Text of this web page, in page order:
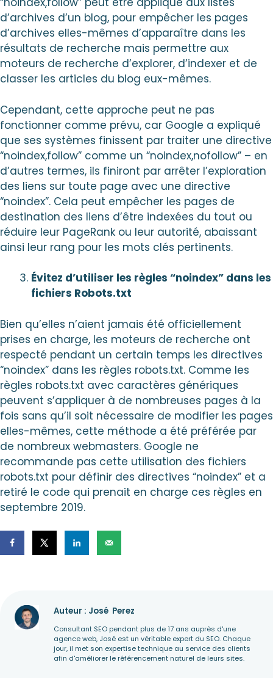
d’archives d’un blog, pour empêcher les pages
d’archives elles-mêmes d’apparaître dans les
résultats de recherche mais permettre aux
moteurs de recherche d’explorer, d’indexer et de
classer les articles du blog eux-mêmes.
Cependant, cette approche peut ne pas
fonctionner comme prévu, car Google a expliqué
que ses systèmes finissent par traiter une directive
“noindex,follow” comme un “noindex,nofollow” – en
d’autres termes, ils finiront par arrêter l’exploration
des liens sur toute page avec une directive
“noindex”. Cela peut empêcher les pages de
destination des liens d’être indexées du tout ou
réduire leur PageRank ou leur autorité, abaissant
ainsi leur rang pour les mots clés pertinents.
Évitez d’utiliser les règles “noindex” dans les
fichiers Robots.txt
Bien qu’elles n’aient jamais été officiellement
prises en charge, les moteurs de recherche ont
respecté pendant un certain temps les directives
“noindex” dans les règles robots.txt. Comme les
règles robots.txt avec caractères génériques
peuvent s’appliquer à de nombreuses pages à la
fois sans qu’il soit nécessaire de modifier les pages
elles-mêmes, cette méthode a été préférée par
de nombreux webmasters. Google ne
recommande pas cette utilisation des fichiers
robots.txt pour définir des directives “noindex” et a
retiré le code qui prenait en charge ces règles en
septembre 2019.
Auteur : José Perez
Consultant SEO pendant plus de 17 ans auprès d'une
agence web, José est un véritable expert du SEO. Chaque
jour, il met son expertise technique au service des clients
afin d'améliorer le référencement naturel de leurs sites.